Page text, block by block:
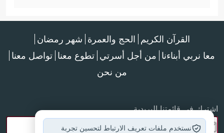
القرآن الكريم الحج والعمرة شهر رمضان
معا نربي أبناءنا من أجل أسرتي تطوع معنا تواصل معنا
من نحن
اشترك في قائمتنا البريدية
نستخدم ملفات تعريف الارتباط لتحسين تجربة